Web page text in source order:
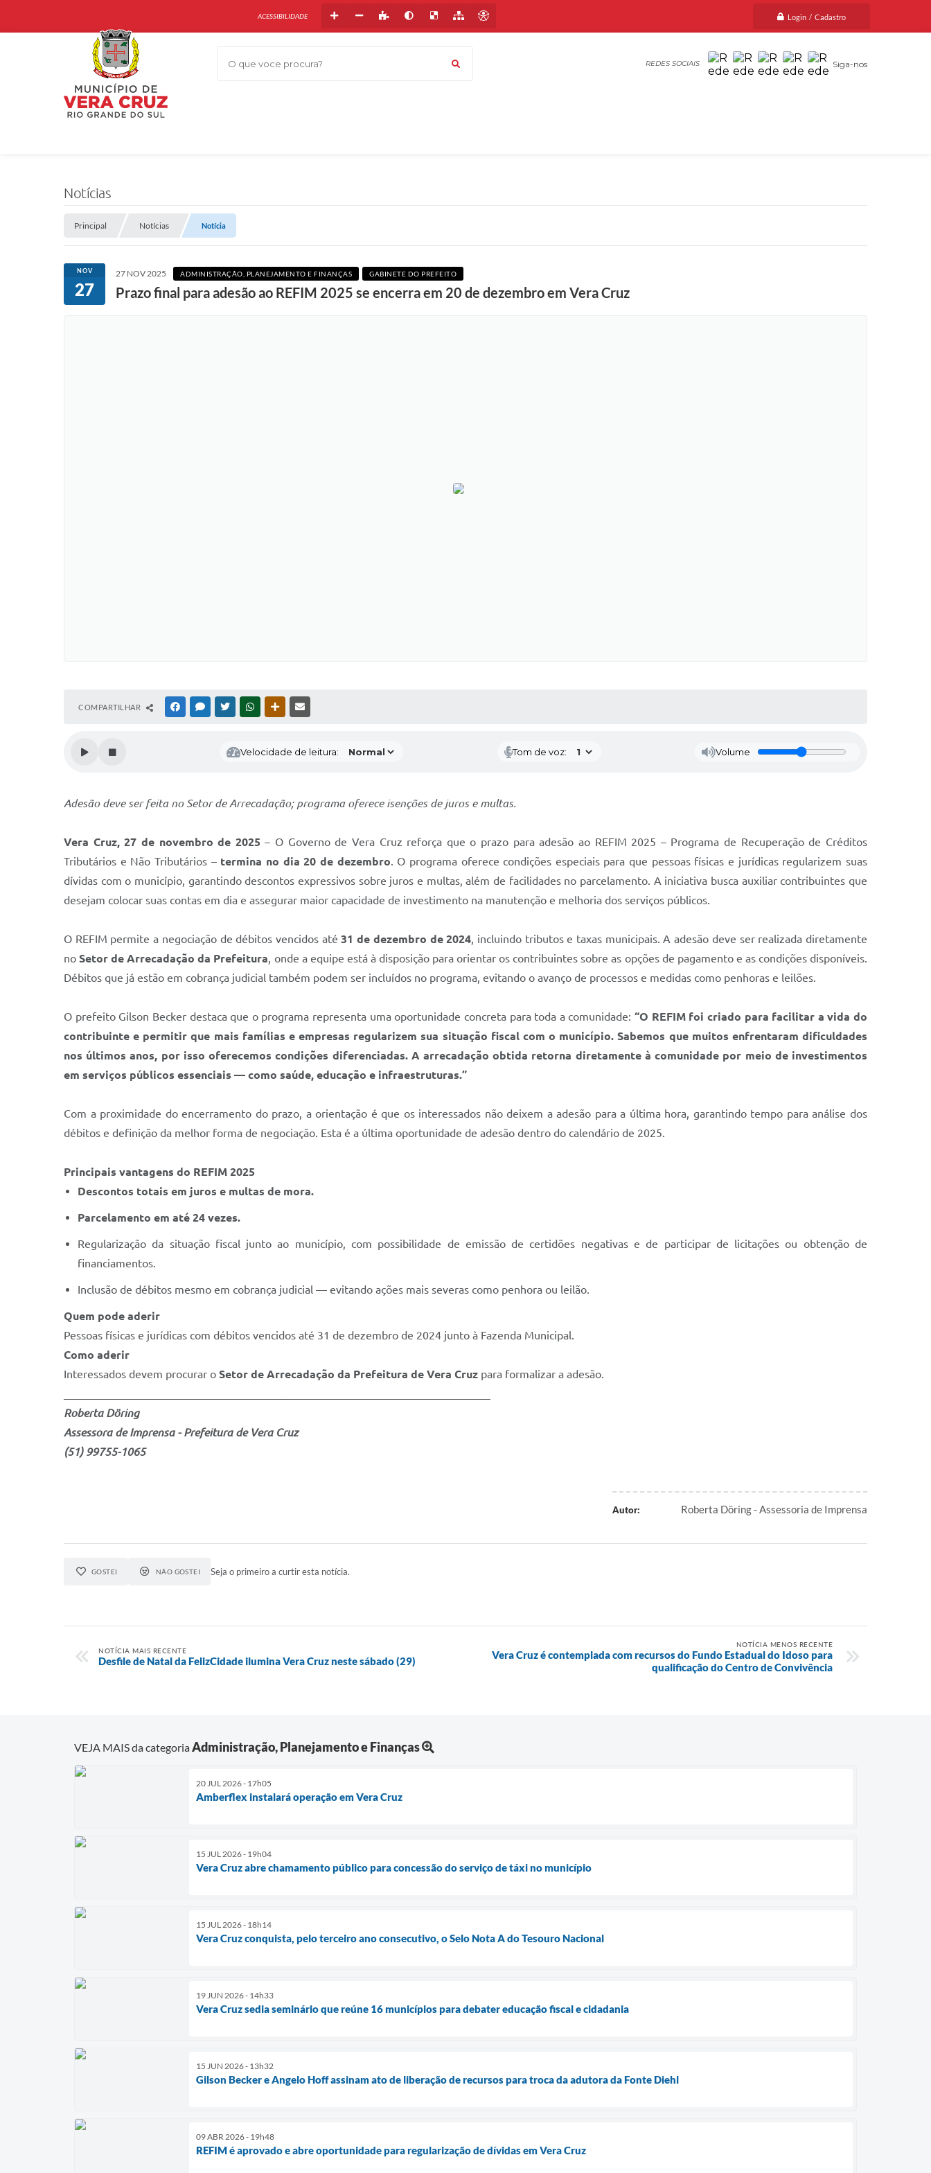
Login / Cadastro
O que voce procura? Siga-nos
ACESSIBILIDADE
Notícias
Principal Notícias Notícia
NOV
27
27 NOV 2025 ADMINISTRAÇÃO, PLANEJAMENTO E FINANÇAS GABINETE DO PREFEITO
Prazo final para adesão ao REFIM 2025 se encerra em 20 de dezembro em Vera Cruz
COMPARTILHAR FACEBOOKMESSENGER
TWITTERWHATSAPPOUTRAS MÍDIAS
Velocidade de leitura: Tom de voz: Volume
Adesão deve ser feita no Setor de Arrecadação; programa oferece isenções de juros e multas.
Vera Cruz, 27 de novembro de 2025 – O Governo de Vera Cruz reforça que o prazo para adesão ao REFIM 2025 – Programa de Recuperação de Créditos
Tributários e Não Tributários – termina no dia 20 de dezembro. O programa oferece condições especiais para que pessoas físicas e jurídicas regularizem suas
dívidas com o município, garantindo descontos expressivos sobre juros e multas, além de facilidades no parcelamento. A iniciativa busca auxiliar contribuintes que
desejam colocar suas contas em dia e assegurar maior capacidade de investimento na manutenção e melhoria dos serviços públicos.
O REFIM permite a negociação de débitos vencidos até31 de dezembro de 2024, incluindo tributos e taxas municipais. A adesão deve ser realizada diretamente
noSetor de Arrecadação da Prefeitura, onde a equipe está à disposição para orientar os contribuintes sobre as opções de pagamento e as condições disponíveis.
Débitos que já estão em cobrança judicial também podem ser incluídos no programa, evitando o avanço de processos e medidas como penhoras e leilões.
O prefeito Gilson Becker destaca que o programa representa uma oportunidade concreta para toda a comunidade: “O REFIM foi criado para facilitar a vida do
contribuinte e permitir que mais famílias e empresas regularizem sua situação fiscal com o município. Sabemos que muitos enfrentaram dificuldades
nos últimos anos, por isso oferecemos condições diferenciadas. A arrecadação obtida retorna diretamente à comunidade por meio de investimentos
em serviços públicos essenciais — como saúde, educação e infraestruturas.”
Com a proximidade do encerramento do prazo, a orientação é que os interessados não deixem a adesão para a última hora, garantindo tempo para análise dos
débitos e definição da melhor forma de negociação. Esta é a última oportunidade de adesão dentro do calendário de 2025.
Principais vantagens do REFIM 2025
Descontos totais em juros e multas de mora.
Parcelamento em até 24 vezes.
Regularização da situação fiscal junto ao município, com possibilidade de emissão de certidões negativas e de participar de licitações ou obtenção de
financiamentos.
Inclusão de débitos mesmo em cobrança judicial — evitando ações mais severas como penhora ou leilão.
Quem pode aderir
Pessoas físicas e jurídicas com débitos vencidos até 31 de dezembro de 2024 junto à Fazenda Municipal.
Como aderir
Interessados devem procurar o Setor de Arrecadação da Prefeitura de Vera Cruz para formalizar a adesão.
Roberta Döring
Assessora de Imprensa - Prefeitura de Vera Cruz
(51) 99755-1065
Autor: Roberta Döring - Assessoria de Imprensa
GOSTEI NÃO GOSTEI Seja o primeiro a curtir esta notícia.
NOTÍCIA MAIS RECENTE
Desfile de Natal da FelizCidade ilumina Vera Cruz neste sábado (29)
NOTÍCIA MENOS RECENTE
Vera Cruz é contemplada com recursos do Fundo Estadual do Idoso para
qualificação do Centro de Convivência
VEJA MAIS da categoriaAdministração, Planejamento e Finanças
20 JUL 2026 - 17h05
Amberflex instalará operação em Vera Cruz
15 JUL 2026 - 19h04
Vera Cruz abre chamamento público para concessão do serviço de táxi no município
15 JUL 2026 - 18h14
Vera Cruz conquista, pelo terceiro ano consecutivo, o Selo Nota A do Tesouro Nacional
19 JUN 2026 - 14h33
Vera Cruz sedia seminário que reúne 16 municípios para debater educação fiscal e cidadania
15 JUN 2026 - 13h32
Gilson Becker e Angelo Hoff assinam ato de liberação de recursos para troca da adutora da Fonte Diehl
09 ABR 2026 - 19h48
REFIM é aprovado e abre oportunidade para regularização de dívidas em Vera Cruz